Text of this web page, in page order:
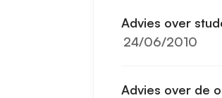
Advies over
24/06/2010
Advies over de